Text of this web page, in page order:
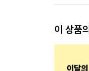
이 상품